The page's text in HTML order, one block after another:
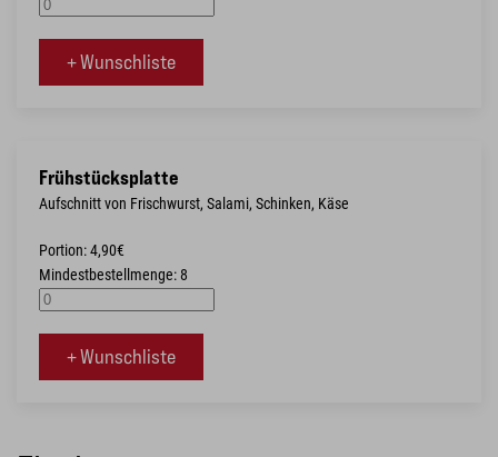
+ Wunschliste
Frühstücksplatte
Aufschnitt von Frischwurst, Salami, Schinken, Käse
Portion: 4,90€
Mindestbestellmenge: 8
+ Wunschliste